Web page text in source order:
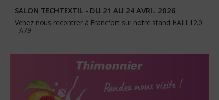
SALON TECHTEXTIL - DU 21 AU 24 AVRIL 2026
Venez nous recontrer à Francfort sur notre stand HALL12.0
- A79